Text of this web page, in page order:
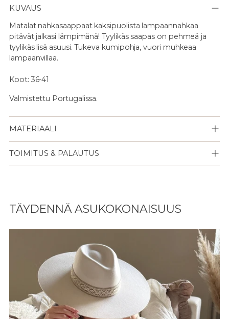
KUVAUS
Matalat nahkasaappaat kaksipuolista lampaannahkaa
pitävät jalkasi lämpimänä! Tyylikäs saapas on pehmeä ja
tyylikäs lisä asuusi. Tukeva kumipohja, vuori muhkeaa
lampaanvillaa.
Koot: 36-41
Valmistettu Portugalissa.
MATERIAALI
TOIMITUS & PALAUTUS
ostoskoriisi
TÄYDENNÄ ASUKOKONAISUUS